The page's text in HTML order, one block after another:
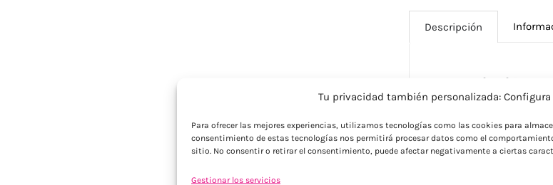
Tu privacidad también personalizada:
Para ofrecer las mejores experiencias, utilizamos tecnologías como las cookies para
consentimiento de estas tecnologías nos permitirá procesar datos como el
sitio. No consentir o retirar el consentimiento, puede afectar negativamente a ciertas
Gestionar los servicios
Descripción
Descripción
Impulsa tu marca con
de 280gr
adaptable a todos los
bolsillo frontal
genuinos y 2% de